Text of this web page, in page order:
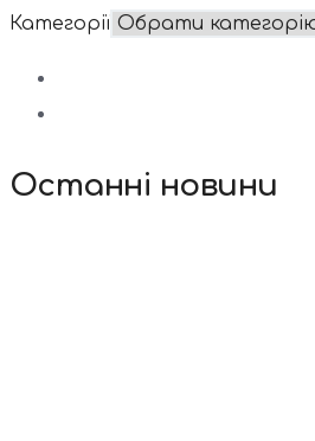
Категорії
Останні новини